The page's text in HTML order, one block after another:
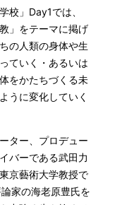
校」Day1では、
」をテーマに掲げ
の人類の身体や生
ていく・あるいは
をかたちづくる未
うに変化していく
ター、プロデュー
バーである武田力
京藝術大学教授で
家の海老原豊氏を